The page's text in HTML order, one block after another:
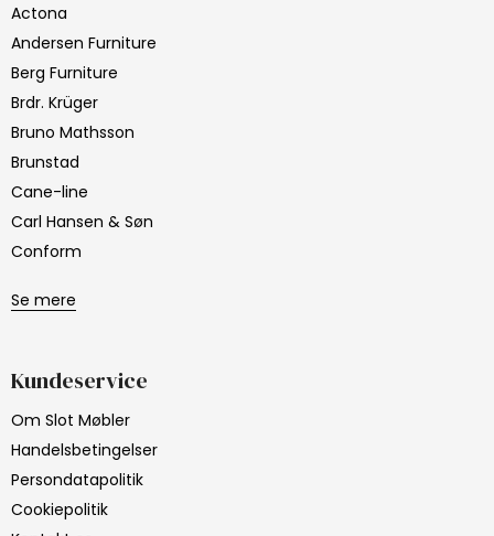
Actona
Andersen Furniture
Berg Furniture
Brdr. Krüger
Bruno Mathsson
Brunstad
Cane-line
Carl Hansen & Søn
Conform
Se mere
Kundeservice
Om Slot Møbler
Handelsbetingelser
Persondatapolitik
Cookiepolitik